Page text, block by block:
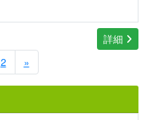
詳細
2 »